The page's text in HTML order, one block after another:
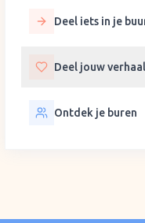
Deel iets in je
Deel jouw verhaal
Ontdek je buren